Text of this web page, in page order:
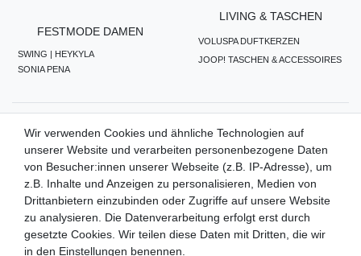
FESTMODE DAMEN
SWING | HEYKYLA
SONIA PENA
LIVING & TASCHEN
VOLUSPA DUFTKERZEN
JOOP! TASCHEN & ACCESSOIRES
ZAHLUNGSMETHODEN
WIR VERSENDEN MIT
Wir verwenden Cookies und ähnliche Technologien auf
unserer Website und verarbeiten personenbezogene Daten
von Besucher:innen unserer Webseite (z.B. IP-Adresse), um
z.B. Inhalte und Anzeigen zu personalisieren, Medien von
Drittanbietern einzubinden oder Zugriffe auf unsere Website
zu analysieren. Die Datenverarbeitung erfolgt erst durch
gesetzte Cookies. Wir teilen diese Daten mit Dritten, die wir
in den Einstellungen benennen.